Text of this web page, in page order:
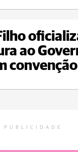
ao
convenção
PUBLICIDADE